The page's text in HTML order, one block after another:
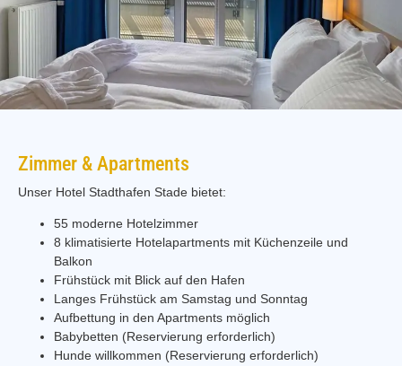
Zimmer & Apartments
Unser Hotel Stadthafen Stade bietet:
55 moderne Hotelzimmer
8 klimatisierte Hotelapartments mit Küchenzeile und
Balkon
Frühstück mit Blick auf den Hafen
Langes Frühstück am Samstag und Sonntag
Aufbettung in den Apartments möglich
Babybetten (Reservierung erforderlich)
Hunde willkommen (Reservierung erforderlich)